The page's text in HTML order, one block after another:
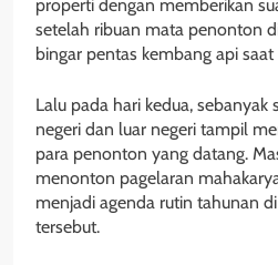
properti dengan memberikan
setelah ribuan mata penonton
bingar pentas kembang api
Lalu pada hari kedua,
negeri dan luar negeri tampil
para penonton yang datang.
menonton pagelaran
menjadi agenda rutin tahunan
tersebut.